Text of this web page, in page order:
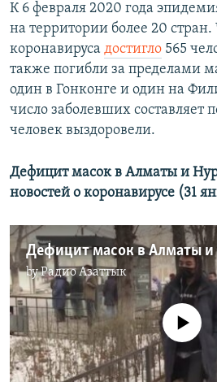
К 6 февраля 2020 года
на территории более 20
коронавируса достигло 565
также погибли за пределами
один в Гонконге и один на
число заболевших составляет
человек выздоровели. ​
Дефицит масок в Алматы и
новостей о коронавирусе (31
byРадио Азаттык
No media source